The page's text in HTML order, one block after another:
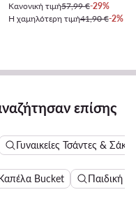
Κανονική τιμή57,99 €-29%
Η χαμηλότερη τιμή41,90 €-2%
επίσης
Γυναικείες Τσάντες &
Bucket Παιδική